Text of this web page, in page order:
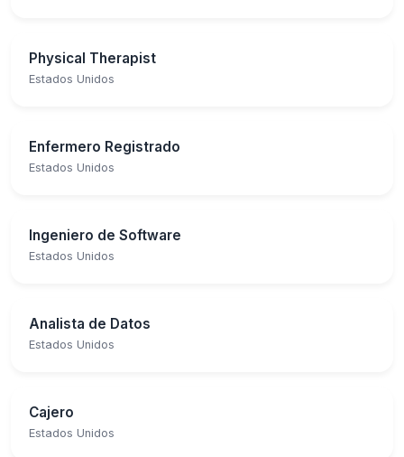
Physical Therapist
Estados Unidos
Enfermero Registrado
Estados Unidos
Ingeniero de Software
Estados Unidos
Analista de Datos
Estados Unidos
Cajero
Estados Unidos